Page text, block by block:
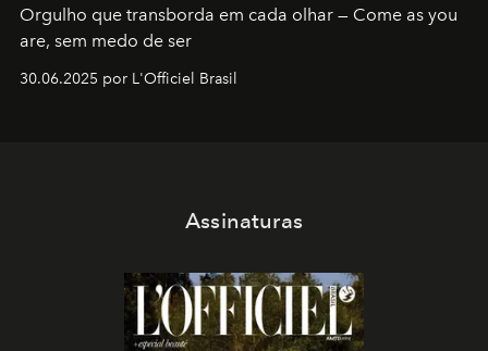
Orgulho que transborda em cada olhar — Come as you
are, sem medo de ser
30.06.2025 por L'Officiel Brasil
Assinaturas